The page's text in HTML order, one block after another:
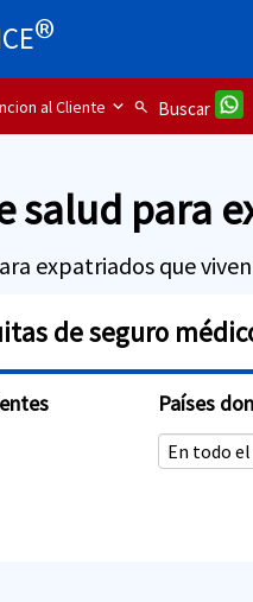
®
al Cliente search Buscar
salud para
expatriados que
de seguro
Países